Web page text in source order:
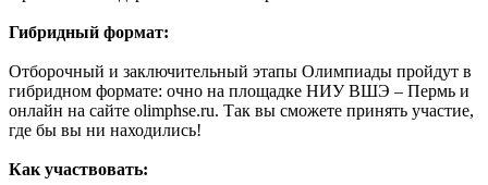
Гибридный формат:
Отборочный и заключительный этапы Олимпиады пройдут в
гибридном формате: очно на площадке НИУ ВШЭ – Пермь и
онлайн на сайте olimphse.ru. Так вы сможете принять участие,
где бы вы ни находились!
Как участвовать: